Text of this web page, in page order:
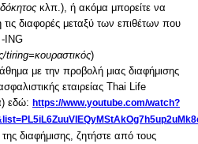
κλπ.), ή ακόμα μπορείτε να
διαφορές μεταξύ των επιθέτων που
- ING
tiring=κουραστικός)
με την προβολή μιας διαφήμισης
εταιρείας Thai Life
εδώ: https://www.youtube.com/watch?
διαφήμισης, ζητήστε από τους